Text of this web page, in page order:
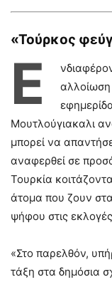
«Τούρκος
Ε
αλλοίωση
Μουτλούγιακαλι
μπορεί να
αναφερθεί σε
Τουρκία
άτομα που ζουν
ψήφου στις
«Στο παρελθόν,
τάξη στα δημόσια